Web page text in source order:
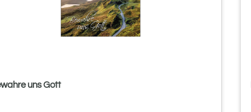
uns Gott